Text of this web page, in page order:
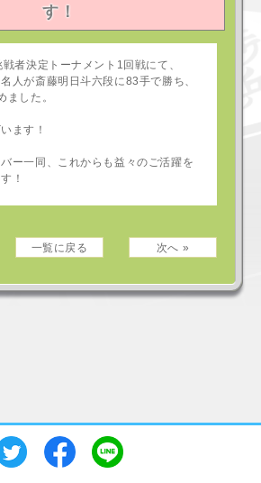
す！
者決定トーナメント1回戦にて、
人が斎藤明日斗六段に83手で勝ち、
ました。
ます！
ー一同、これからも益々のご活躍を
！
次へ »
一覧に戻る